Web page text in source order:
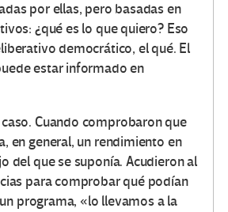
por ellas, pero basadas en
¿qué es lo que quiero? Eso
democrático, el qué. El
estar informado en
Cuando comprobaron que
en general, un rendimiento en
del que se suponía. Acudieron al
para comprobar qué podían
programa, «lo llevamos a la